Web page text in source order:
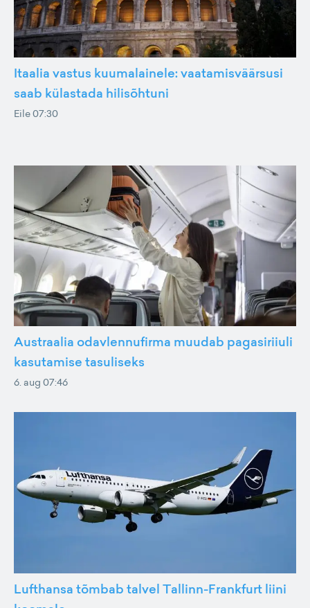
Itaalia vastus kuumalainele: vaatamisväärsusi
saab külastada hilisõhtuni
Eile 07:30
Austraalia odavlennufirma muudab pagasiriiuli
kasutamise tasuliseks
6. aug 07:46
Lufthansa tõmbab talvel Tallinn-Frankfurt liini